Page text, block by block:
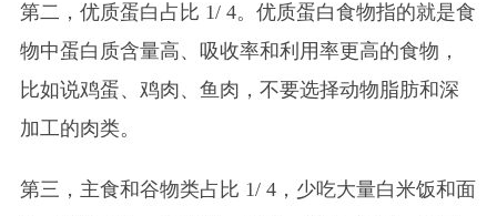
第二，优质蛋白占比 1/ 4。优质蛋白食物指的就是食
物中蛋白质含量高、吸收率和利用率更高的食物，
比如说鸡蛋、鸡肉、鱼肉，不要选择动物脂肪和深
加工的肉类。
第三，主食和谷物类占比 1/ 4，少吃大量白米饭和面